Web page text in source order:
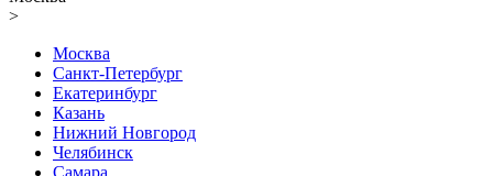
>
Москва
Санкт-Петербург
Екатеринбург
Казань
Нижний Новгород
Челябинск
Самара